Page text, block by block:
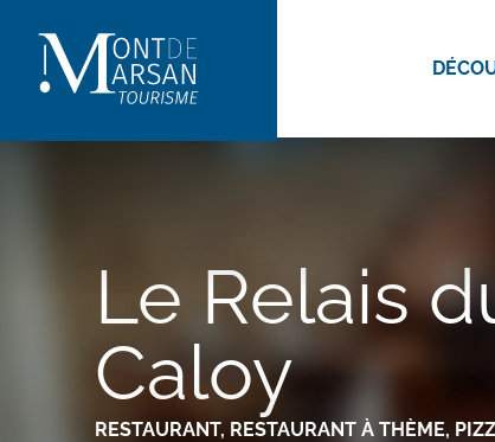
contenu
principal
Le Relais
Caloy
RESTAURANT, RESTAURANT À THÈME,